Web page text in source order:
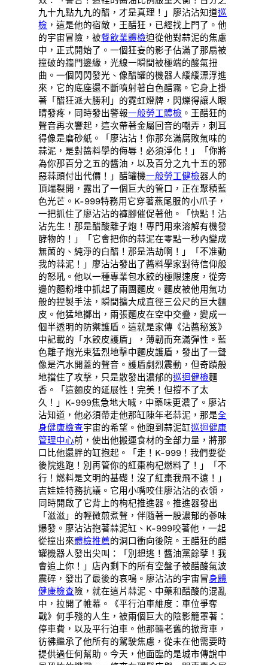
九十九點九九的醋，才是真理！」廖沾沾知道巡
檢 ，這是他的宿敵，王醋狂，已經找上門了。他
的宇宙冒險，被餐飲業體檢迫從他對蒜泥的焦慮
中，正式開始了。一個狂妄的影子佔滿了那扇被
撞破的牆門邊緣，光線一瞬間被極端的酸氣扭
曲。一個閃閃發光、像醋罐的機器人緩緩漂浮進
來，它的底座還不斷噴射著白色醋霧。它身上掛
著「醋狂派大勝利」的霓虹燈牌，閃爍得讓人眼
睛發疼，同時發出警報一般勞工體檢 。王醋狂的
聲音再次響起，這次帶著金屬回音的嘲弄，刺耳
得像是磨砂紙。「廖沾沾！你那充滿腐敗氣味的
蒜泥，是對醬料學的侮辱！必須淨化！」「你將
為你那百分之五的醬油，以及百分之九十五的邪
惡蒜頭付出代價！」醋罐機一般勞工健檢器人的
頂端裂開，露出了一個巨大的管口，正在聚積藍
色光芒。K-999特務用它穿著燕尾服的小爪子，
一把抓住了廖沾沾的褲腳催促著他。「快點！沾
沾先生！那是醋酸離子炮！專門用來溶解有機發
酵物的！」「它會把你的蒜泥在零點一秒內變成
無菌的、純淨的白醋！那是浩劫啊！」「不准動
我的蒜泥！」廖沾沾發出了醬料學家對待信仰般
的怒吼。他以一種專業包水餃的極限速度，從旁
邊的麵粉堆中抓起了兩團麵皮。麵皮被他用氣功
般的捏製手法，瞬間擴大成直徑三公尺的巨大麵
皮。他猛地擲出，兩張麵皮在空中交疊，變成一
個半透明的防禦護盾。這就是家傳《沾醬秘笈》
中記載的「水餃皮護盾」，薄韌而充滿彈性。藍
色離子炮光束猛烈地擊中麵皮護盾，發出了一聲
像是汽水開蓋的聲音。護盾劇烈震動，但奇蹟般
地擋住了攻擊，只是散發出濃郁的巡迴健檢麵
香。「這麵皮的延展性！完美！但撐不了太
久！」K-999焦急地大喊，中藥味更濃了。廖沾
沾知道，他必須帶走他那缸陳年老蒜泥，那是全
身健康檢查宇宙的希望。他跑到蒜泥缸巡迴健康
管理中心前，使出他搬運食材的全部力量，將那
口比他還胖的缸抱起。「走！K-999！我們要從
後院逃跑！別再管你的紅棗枸杞燃料了！」「不
行！燃料是文明的基礎！沒了紅棗我飛不遠！」
吉娃娃特務抗議。它用小嘴咬住廖沾沾的衣領，
同時開啟了它背上的枸杞推進器。推進器發出
「滋滋」的輕微煎煮聲，伴隨著一股濃郁的蔘味
爆發。廖沾沾抱著蒜泥缸、K-999咬著他，一起
從撞出來體檢推薦的洞口衝向後院。王醋狂的醋
罐機器人發出尖叫：「別想逃！醬油黨餘孽！我
會追上你！」店內剩下的所有空盤子被醋酸氣波
震碎，發出了最後的哀鳴。廖沾沾的宇宙冒身體
健康檢查險，就在這片蒜泥、中藥和醋酸的混亂
中，拉開了帷幕。《平行泊車維度：車位爭奪
戰》何手殘的人生，被兩個巨大的陰影籠罩著：
停車費，以及平行泊車。他那輛老舊的掀背車，
彷彿繼承了他所有的駕駛焦慮，從未在他需要時
提供過任何幫助。今天，他面臨的是城市傳說中